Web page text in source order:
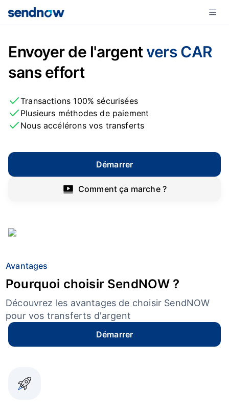
Envoyer de l'argentvers CAR
sans effort
Transactions 100% sécurisées
Plusieurs méthodes de paiement
Nous accélérons vos transferts
Démarrer
Comment ça marche ?
Avantages
Pourquoi choisir SendNOW ?
Découvrez les avantages de choisir SendNOW
pour vos transferts d'argent
Démarrer